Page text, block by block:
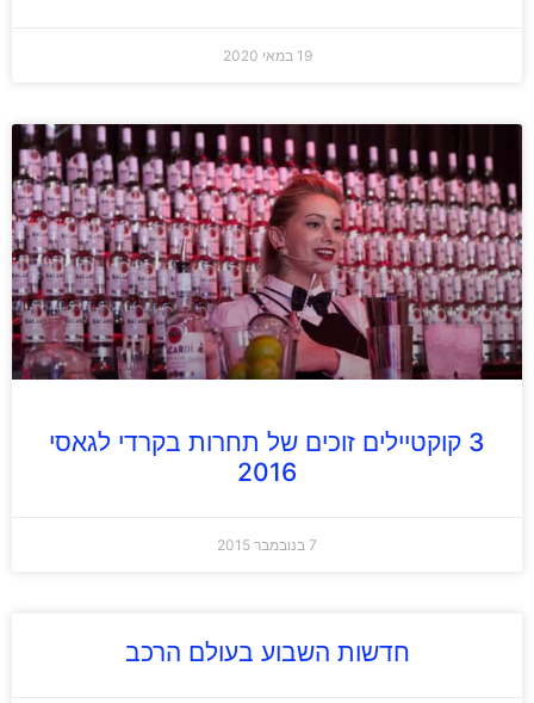
19 במאי 2020
3 קוקטיילים זוכים של תחרות בקרדי לגאסי
2016
7 בנובמבר 2015
חדשות השבוע בעולם הרכב